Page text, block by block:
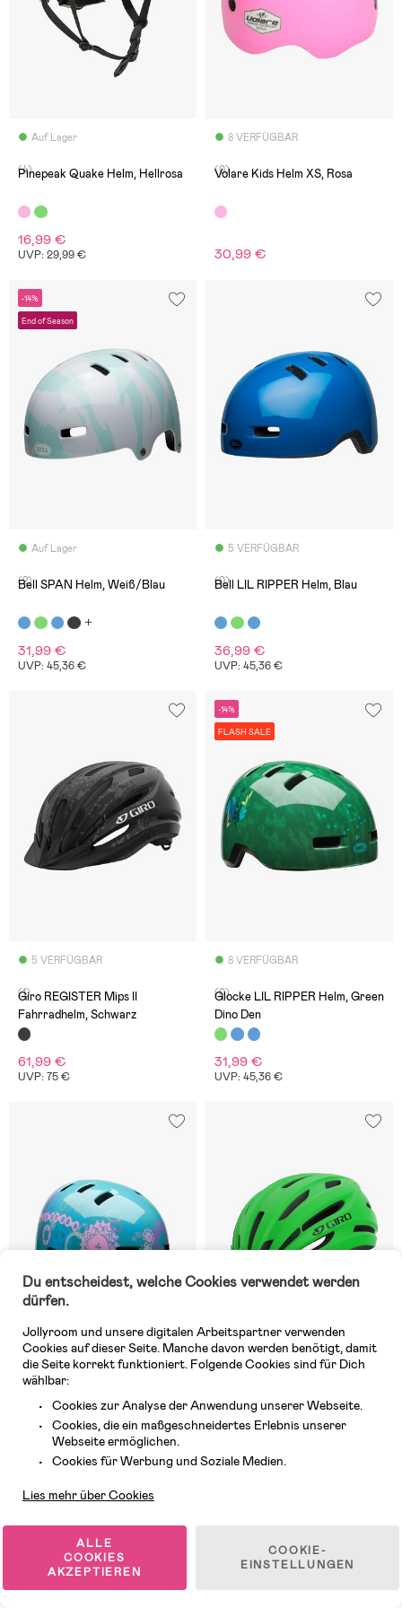
Auf Lager
(4)
Pinepeak Quake Helm, Hellrosa
16,99 €
UVP: 29,99 €
8 VERFÜGBAR
(0)
Volare Kids Helm XS, Rosa
30,99 €
-14%
End of Season
Auf Lager
(2)
Bell SPAN Helm, Weiß/Blau
31,99 €
UVP: 45,36 €
5 VERFÜGBAR
(0)
Bell LIL RIPPER Helm, Blau
36,99 €
UVP: 45,36 €
5 VERFÜGBAR
(1)
Giro REGISTER Mips II
Fahrradhelm, Schwarz
61,99 €
UVP: 75 €
-14%
FLASH SALE
8 VERFÜGBAR
(0)
Glocke LIL RIPPER Helm, Green
Dino Den
31,99 €
UVP: 45,36 €
6 VERFÜGBAR
Bell LIL RIPPER Helm, Teal Bike
Party
UVP: 45,36 €
Auf Lager
(0)
Giro REGISTER Mips II
Fahrradhelm, Grün
Du entscheidest, welche Cookies verwendet werden
dürfen.
Jollyroom und unsere digitalen Arbeitspartner verwenden
Cookies auf dieser Seite. Manche davon werden benötigt, damit
die Seite korrekt funktioniert. Folgende Cookies sind für Dich
wählbar:
Cookies zur Analyse der Anwendung unserer Webseite.
Cookies, die ein maßgeschneidertes Erlebnis unserer
Webseite ermöglichen.
Cookies für Werbung und Soziale Medien.
Lies mehr über Cookies
ALLE
COOKIES
AKZEPTIEREN
COOKIE-
EINSTELLUNGEN